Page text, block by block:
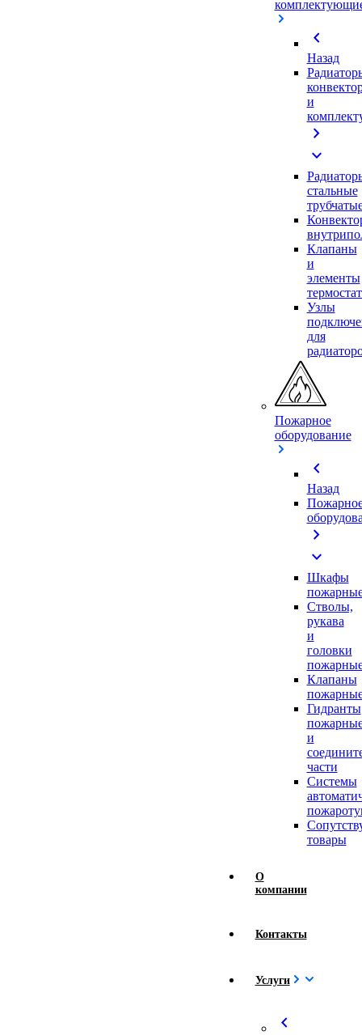
chevron_left
Назад
и
chevron_right
expand_more
стальные
Клапаны
и
элементы
Узлы
для
Пожарное
оборудование
chevron_left
Назад
chevron_right
expand_more
Шкафы
Стволы,
рукава
и
головки
Клапаны
Гидранты
и
части
Системы
товары
О
компании
Контакты
Услуги
chevron_left